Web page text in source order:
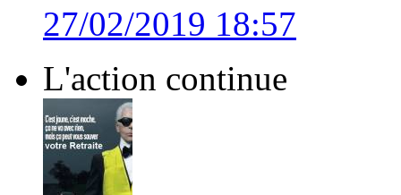
27/02/2019 18:57
L'action continue